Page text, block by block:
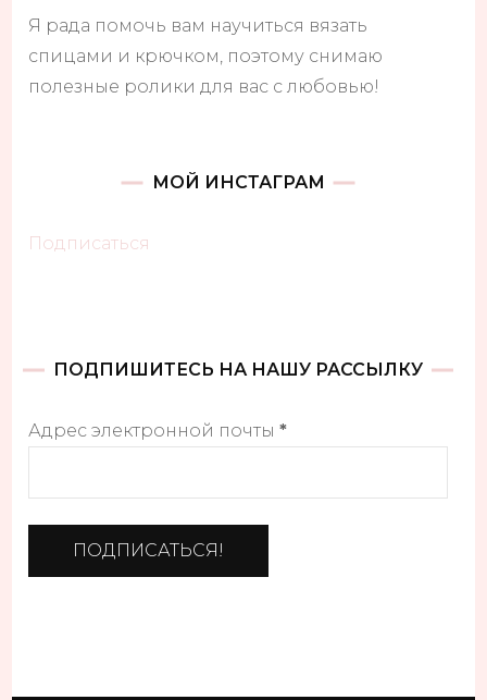
Я рада помочь вам научиться вязать
спицами и крючком, поэтому снимаю
полезные ролики для вас с любовью!
МОЙ ИНСТАГРАМ
Подписаться
ПОДПИШИТЕСЬ НА НАШУ РАССЫЛКУ
Адрес электронной почты*